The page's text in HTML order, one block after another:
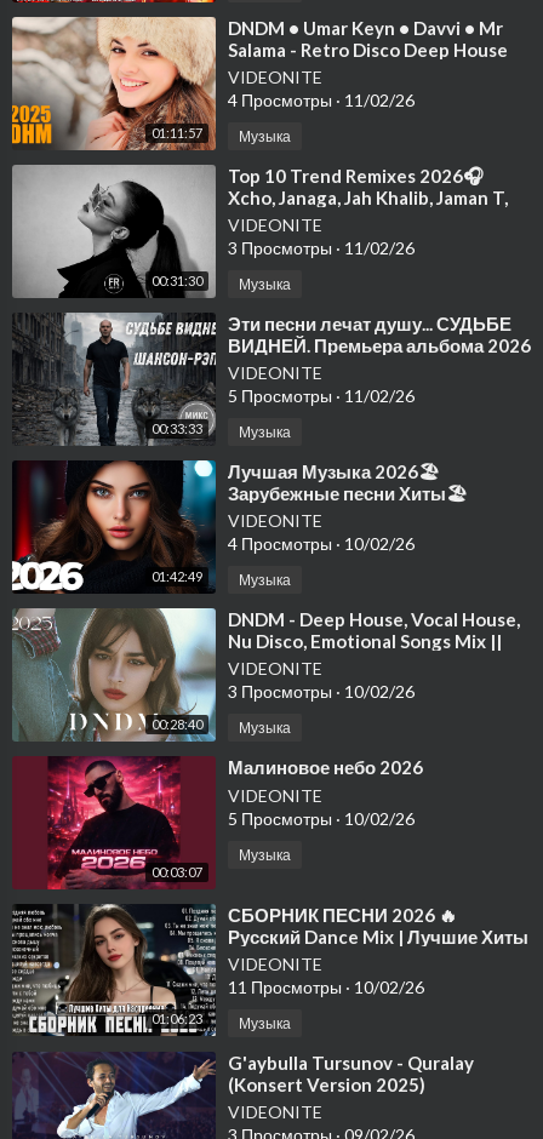
01:11:57
⁣DNDM • Umar Keyn • Davvi • Mr
Salama - Retro Disco Deep House
Hits 2025 (New Relax Songs)
VIDEONITE
4 Просмотры · 11/02/26
Музыка
00:31:30
⁣Top 10 Trend Remixes 2026🎧
Xcho, Janaga, Jah Khalib, Jaman T,
Elman, Navai | Музыка Playlist #44
VIDEONITE
3 Просмотры · 11/02/26
Музыка
00:33:33
⁣Эти песни лечат душу... СУДЬБЕ
ВИДНЕЙ. Премьера альбома 2026
Шансон-Рэп
VIDEONITE
5 Просмотры · 11/02/26
Музыка
01:42:49
⁣Лучшая Музыка 2026🏖️
Зарубежные песни Хиты🏖️
Популярные Песни Слушать
Бесплатно 2026 #34
VIDEONITE
4 Просмотры · 10/02/26
Музыка
00:28:40
⁣DNDM - Deep House, Vocal House,
Nu Disco, Emotional Songs Mix ||
Top 5 Popular Musics 2025
VIDEONITE
3 Просмотры · 10/02/26
Музыка
00:03:07
⁣Малиновое небо 2026
VIDEONITE
5 Просмотры · 10/02/26
Музыка
01:06:23
⁣СБОРНИК ПЕСНИ 2026 🔥
Русский Dance Mix | Лучшие Хиты
для Настроения
VIDEONITE
11 Просмотры · 10/02/26
Музыка
⁣G'aybulla Tursunov - Quralay
(Konsert Version 2025)
VIDEONITE
3 Просмотры · 09/02/26